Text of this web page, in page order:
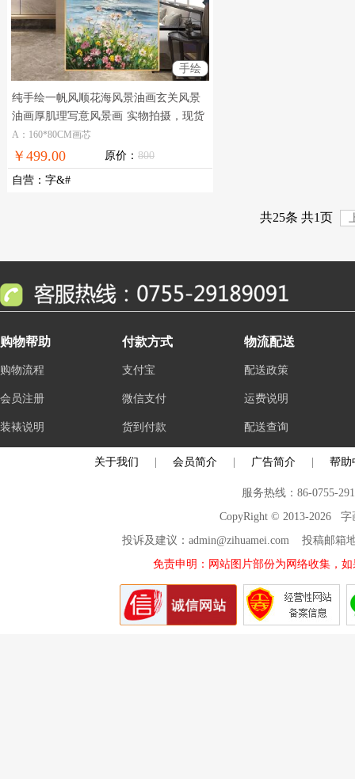
手绘
纯手绘一帆风顺花海风景油画玄关风景
油画厚肌理写意风景画 实物拍摄，现货
图片，在线支付，全国免邮
A：160*80CM画芯
￥499.00 原价： 800
自营 ： 字&#
共25条 共1页
购物帮助
购物流程
会员注册
装裱说明
付款方式
支付宝
微信支付
货到付款
物流配送
配送政策
运费说明
配送查询
关于我们 会员简介 广告简介 帮助
服务热线：86-0755-
CopyRight © 2013-2026 字
投诉及建议：admin@zihuamei.com 投稿邮
免责申明：网站图片部份为网络收集，